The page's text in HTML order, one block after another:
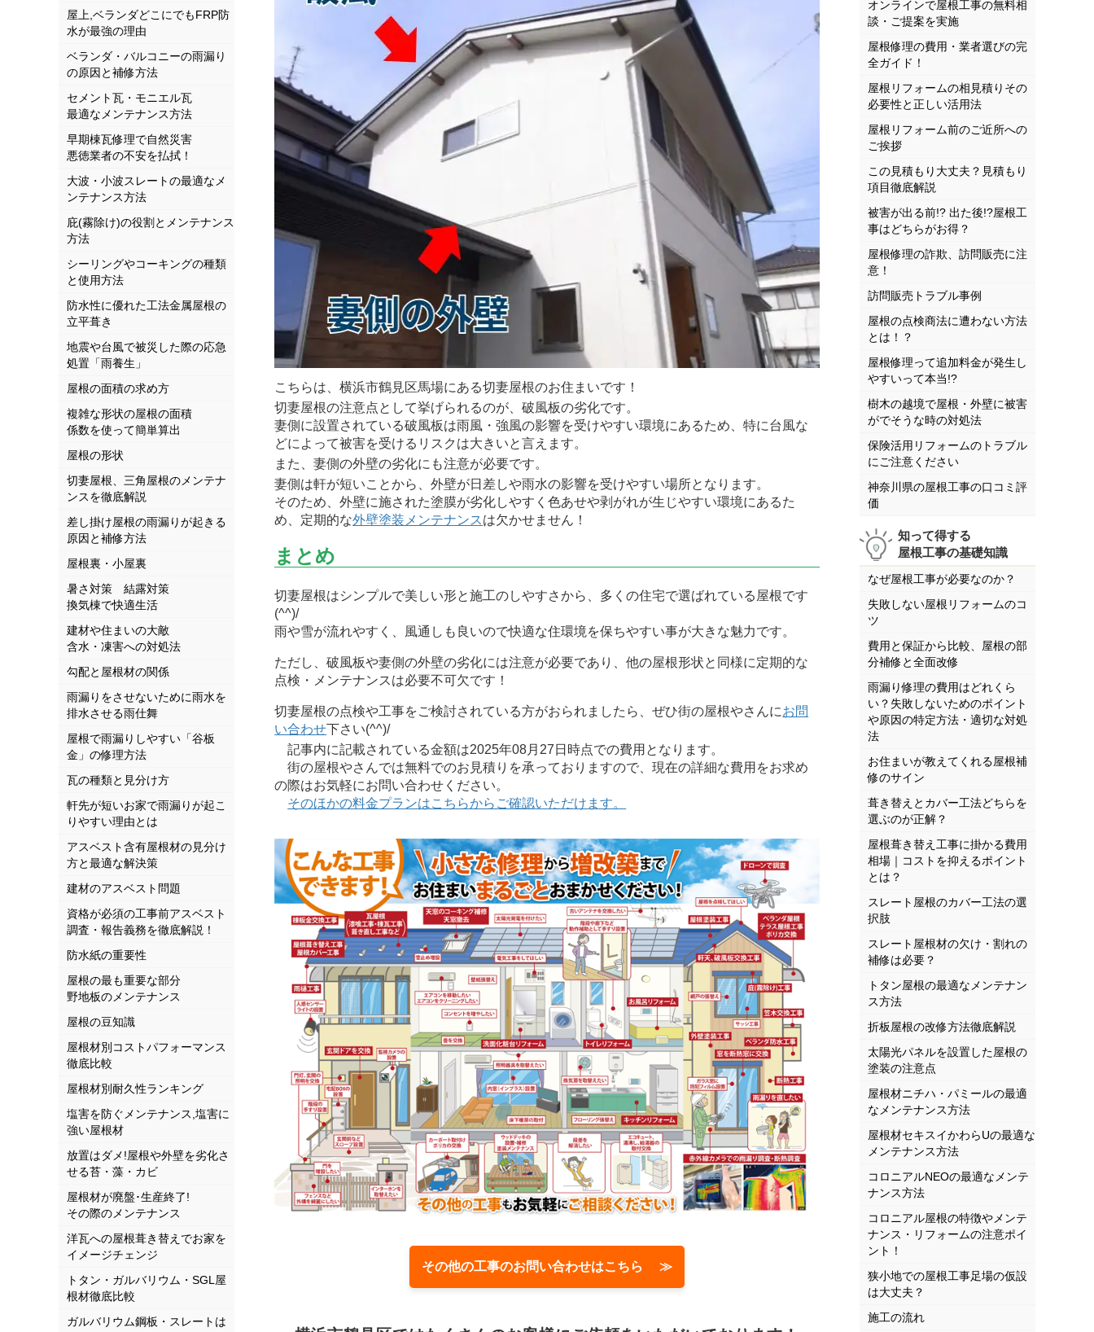
屋上,ベランダどこにでもFRP防
水が最強の理由
ベランダ・バルコニーの雨漏り
の原因と補修方法
セメント瓦・モニエル瓦
最適なメンテナンス方法
早期棟瓦修理で自然災害
悪徳業者の不安を払拭！
大波・小波スレートの最適なメ
ンテナンス方法
庇(霧除け)の役割とメンテナンス
方法
シーリングやコーキングの種類
と使用方法
防水性に優れた工法金属屋根の
立平葺き
地震や台風で被災した際の応急
処置「雨養生」
屋根の面積の求め方
複雑な形状の屋根の面積
係数を使って簡単算出
屋根の形状
切妻屋根、三角屋根のメンテナ
ンスを徹底解説
差し掛け屋根の雨漏りが起きる
原因と補修方法
屋根裏・小屋裏
暑さ対策 結露対策
換気棟で快適生活
建材や住まいの大敵
含水・凍害への対処法
勾配と屋根材の関係
雨漏りをさせないために雨水を
排水させる雨仕舞
屋根で雨漏りしやすい「谷板
金」の修理方法
瓦の種類と見分け方
軒先が短いお家で雨漏りが起こ
りやすい理由とは
アスベスト含有屋根材の見分け
方と最適な解決策
建材のアスベスト問題
資格が必須の工事前アスベスト
調査・報告義務を徹底解説！
防水紙の重要性
屋根の最も重要な部分
野地板のメンテナンス
屋根の豆知識
屋根材別コストパフォーマンス
徹底比較
屋根材別耐久性ランキング
塩害を防ぐメンテナンス,塩害に
強い屋根材
放置はダメ!屋根や外壁を劣化さ
せる苔・藻・カビ
屋根材が廃盤･生産終了!
その際のメンテナンス
洋瓦への屋根葺き替えでお家を
イメージチェンジ
トタン・ガルバリウム・SGL屋
根材徹底比較
ガルバリウム鋼板・スレートは
こちらは、横浜市鶴見区馬場にある切妻屋根のお住まいです！
切妻屋根の注意点として挙げられるのが、破風板の劣化です。
妻側に設置されている破風板は雨風・強風の影響を受けやすい環境にあるため、特に台風な
どによって被害を受けるリスクは大きいと言えます。
また、妻側の外壁の劣化にも注意が必要です。
妻側は軒が短いことから、外壁が日差しや雨水の影響を受けやすい場所となります。
そのため、外壁に施された塗膜が劣化しやすく色あせや剥がれが生じやすい環境にあるた
め、定期的な外壁塗装メンテナンスは欠かせません！
まとめ
切妻屋根はシンプルで美しい形と施工のしやすさから、多くの住宅で選ばれている屋根です
(^^)/
雨や雪が流れやすく、風通しも良いので快適な住環境を保ちやすい事が大きな魅力です。
ただし、破風板や妻側の外壁の劣化には注意が必要であり、他の屋根形状と同様に定期的な
点検・メンテナンスは必要不可欠です！
切妻屋根の点検や工事をご検討されている方がおられましたら、ぜひ街の屋根やさんにお問
い合わせ下さい(^^)/
記事内に記載されている金額は2025年08月27日時点での費用となります。
街の屋根やさんでは無料でのお見積りを承っておりますので、現在の詳細な費用をお求め
の際はお気軽にお問い合わせください。
そのほかの料金プランはこちらからご確認いただけます。
その他の工事のお問い合わせはこちら ≫
オンラインで屋根工事の無料相
談・ご提案を実施
屋根修理の費用・業者選びの完
全ガイド！
屋根リフォームの相見積りその
必要性と正しい活用法
屋根リフォーム前のご近所への
ご挨拶
この見積もり大丈夫？見積もり
項目徹底解説
被害が出る前!? 出た後!?屋根工
事はどちらがお得？
屋根修理の詐欺、訪問販売に注
意！
訪問販売トラブル事例
屋根の点検商法に遭わない方法
とは！？
屋根修理って追加料金が発生し
やすいって本当!?
樹木の越境で屋根・外壁に被害
がでそうな時の対処法
保険活用リフォームのトラブル
にご注意ください
神奈川県の屋根工事の口コミ評
価
知って得する
屋根工事の基礎知識
なぜ屋根工事が必要なのか？
失敗しない屋根リフォームのコ
ツ
費用と保証から比較、屋根の部
分補修と全面改修
雨漏り修理の費用はどれくら
い？失敗しないためのポイント
や原因の特定方法・適切な対処
法
お住まいが教えてくれる屋根補
修のサイン
葺き替えとカバー工法どちらを
選ぶのが正解？
屋根葺き替え工事に掛かる費用
相場｜コストを抑えるポイント
とは？
スレート屋根のカバー工法の選
択肢
スレート屋根材の欠け・割れの
補修は必要？
トタン屋根の最適なメンテナン
ス方法
折板屋根の改修方法徹底解説
太陽光パネルを設置した屋根の
塗装の注意点
屋根材ニチハ・パミールの最適
なメンテナンス方法
屋根材セキスイかわらUの最適な
メンテナンス方法
コロニアルNEOの最適なメンテ
ナンス方法
コロニアル屋根の特徴やメンテ
ナンス・リフォームの注意ポイ
ント！
狭小地での屋根工事足場の仮設
は大丈夫？
施工の流れ